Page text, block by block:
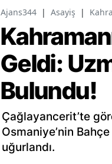
Ajans344 | Asayiş |
Geldi:
Bulundu!
Çağlayancerit’te
Osmaniye’nin
uğurlandı.